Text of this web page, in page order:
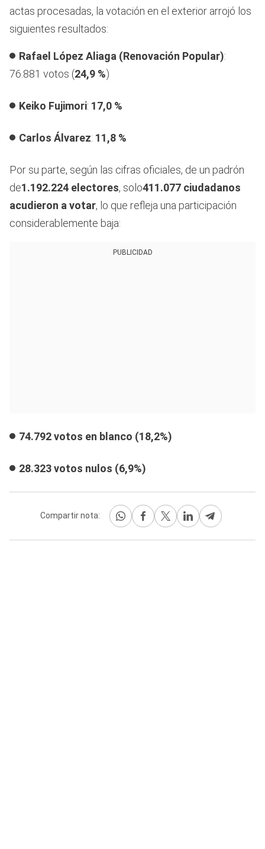
actas procesadas, la votación en el exterior arrojó los
siguientes resultados:
Rafael López Aliaga (Renovación Popular):
76.881 votos (24,9 %)
Keiko Fujimori: 17,0 %
Carlos Álvarez: 11,8 %
Por su parte, según las cifras oficiales, de un padrón
de1.192.224 electores, solo411.077 ciudadanos
acudieron a votar, lo que refleja una participación
considerablemente baja:
PUBLICIDAD
74.792 votos en blanco (18,2%)
28.323 votos nulos (6,9%)
Compartir nota: